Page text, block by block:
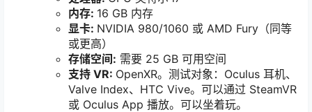
内存: 16 GB 内存
显卡: NVIDIA 980/1060 或 AMD Fury（同等
或更高）
存储空间: 需要 25 GB 可用空间
支持 VR: OpenXR。测试对象：Oculus 耳机、
Valve Index、HTC Vive。可以通过 SteamVR
或 Oculus App 播放。可以坐着玩。